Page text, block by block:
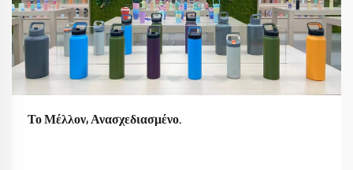
Το Μέλλον, Ανασχεδιασμένο.